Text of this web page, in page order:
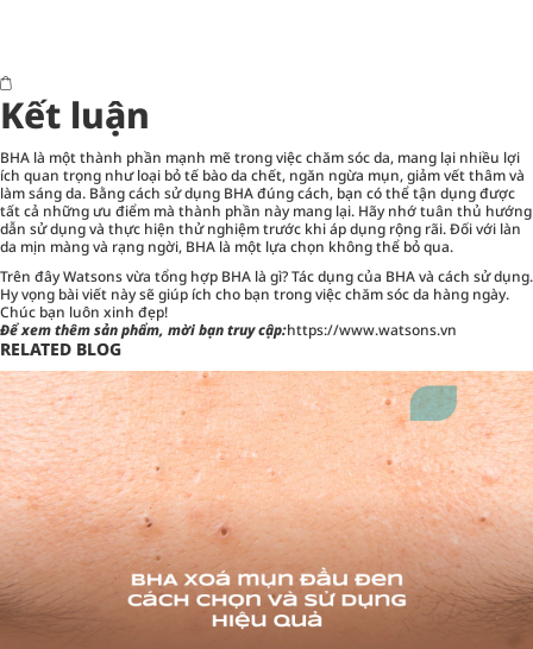
Kết luận
BHA là một thành phần mạnh mẽ trong việc chăm sóc da, mang lại nhiều lợi
ích quan trọng như loại bỏ tế bào da chết, ngăn ngừa mụn, giảm vết thâm và
làm sáng da. Bằng cách sử dụng BHA đúng cách, bạn có thể tận dụng được
tất cả những ưu điểm mà thành phần này mang lại. Hãy nhớ tuân thủ hướng
dẫn sử dụng và thực hiện thử nghiệm trước khi áp dụng rộng rãi. Đối với làn
da mịn màng và rạng ngời, BHA là một lựa chọn không thể bỏ qua.
Trên đây Watsons vừa tổng hợp BHA là gì? Tác dụng của BHA và cách sử dụng.
Hy vọng bài viết này sẽ giúp ích cho bạn trong việc chăm sóc da hàng ngày.
Chúc bạn luôn xinh đẹp!
Để xem thêm sản phẩm, mời bạn truy cập:https://www.watsons.vn
RELATED BLOG